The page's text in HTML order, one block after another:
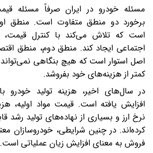
مسئله خودرو در ایران صرفاً مسئله
برخورد دو منطق متفاوت است. منطق
است که تلاش می‌کند با کنترل قیمت،
اجتماعی ایجاد کند. منطق دوم، منطق
اصل استوار است که هیچ بنگاهی
کمتر از هزینه‌های خود بفروشد.
در سال‌های اخیر، هزینه تولید خودرو
افزایش یافته است. قیمت مواد اولیه،
نرخ ارز و بسیاری از نهاده‌های تولید رشد
کرده‌اند. در چنین شرایطی، خودروسازان
فروش به معنای افزایش زیان عملیاتی است.